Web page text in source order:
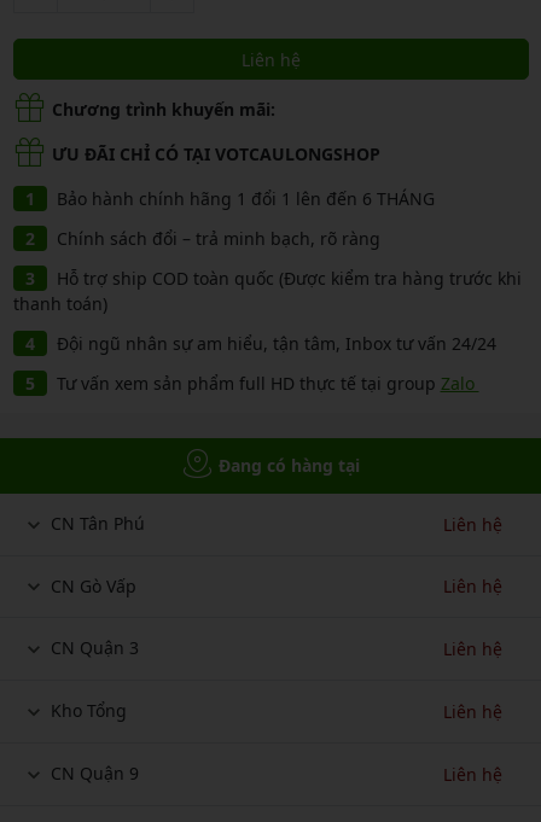
Liên hệ
Chương trình khuyến mãi:
ƯU ĐÃI CHỈ CÓ TẠI VOTCAULONGSHOP
Bảo hành chính hãng 1 đổi 1 lên đến 6 THÁNG
Chính sách đổi – trả minh bạch, rõ ràng
Hỗ trợ ship COD toàn quốc (Được kiểm tra hàng trước khi
thanh toán)
Đội ngũ nhân sự am hiểu, tận tâm, Inbox tư vấn 24/24
Tư vấn xem sản phẩm full HD thực tế tại group Zalo
Đang có hàng tại
CN Tân Phú Liên hệ
CN Gò Vấp Liên hệ
CN Quận 3 Liên hệ
Kho Tổng Liên hệ
CN Quận 9 Liên hệ